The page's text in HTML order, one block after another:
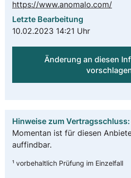
https://www.anomalo.com/
Letzte Bearbeitung
10.02.2023 14:21 Uhr
Änderung an diesen
Hinweise zum Vertragsschluss:
Momentan ist für diesen
auffindbar.
¹ vorbehaltlich Prüfung im Einzelfall